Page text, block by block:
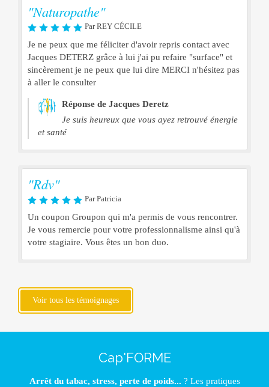
"Naturopathe"
Par REY CÉCILE
Je ne peux que me féliciter d'avoir repris contact avec
Jacques DETERZ grâce à lui j'ai pu refaire "surface" et
sincèrement je ne peux que lui dire MERCI n'hésitez pas
à aller le consulter
Réponse de Jacques Deretz
Je suis heureux que vous ayez retrouvé énergie
et santé
"Rdv"
Par Patricia
Un coupon Groupon qui m'a permis de vous rencontrer.
Je vous remercie pour votre professionnalisme ainsi qu'à
votre stagiaire. Vous êtes un bon duo.
Voir tous les témoignages
Cap'FORME
Arrêt du tabac, stress, perte de poids... ? Les pratiques